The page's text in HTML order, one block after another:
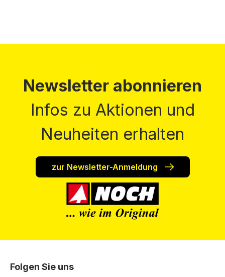
Newsletter abonnieren
Infos zu Aktionen und
Neuheiten erhalten
zur Newsletter-Anmeldung
Folgen Sie uns